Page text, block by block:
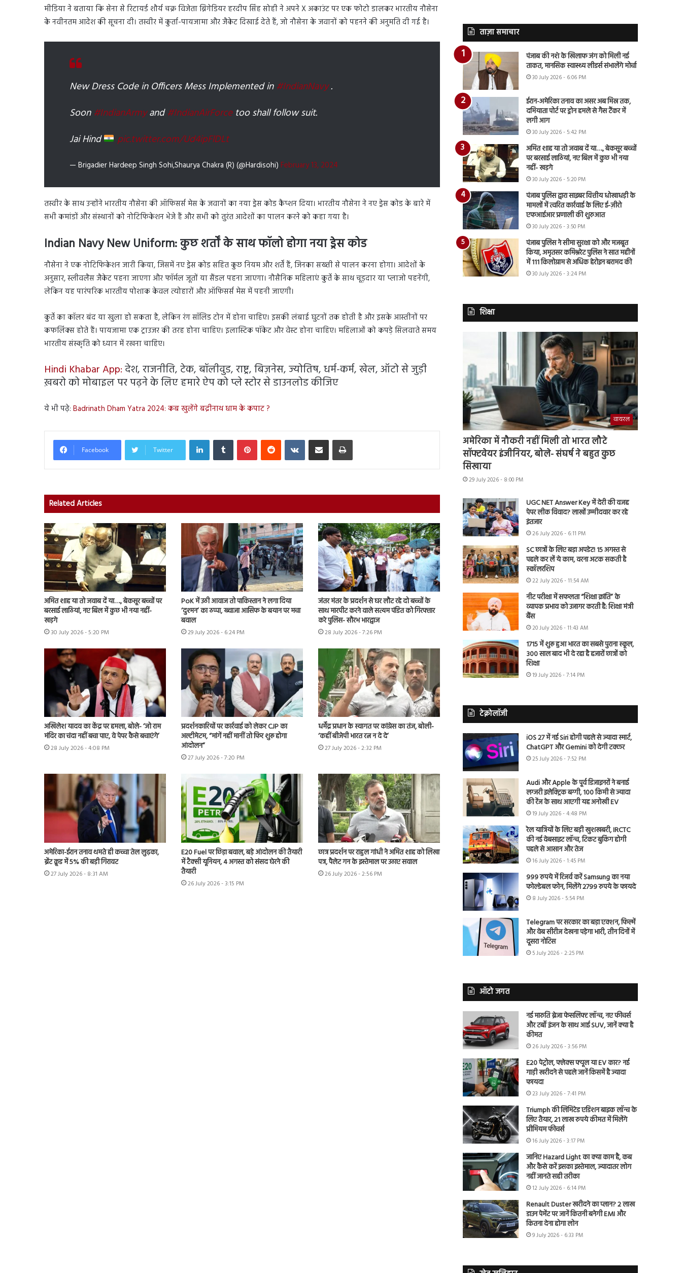
मीडिया ने बताया कि सेना से रिटायर्ड शौर्य चक्र विजेता ब्रिगेडियर हरदीप सिंह सोही ने अपने X अकाउंट पर एक फोटो डालकर भारतीय नौसेना
के नवीनतम आदेश की सूचना दी। तस्वीर में कुर्ता-पायजामा और जैकेट दिखाई देते हैं, जो नौसेना के जवानों को पहनने की अनुमति दी गई है।
New Dress Code in Officers Mess Implemented in #IndianNavy.
Soon #IndianArmyand#IndianAirForcetoo shall follow suit.
Jai Hind
pic.twitter.com/Ud4ipFlDLt
— Brigadier Hardeep Singh Sohi,Shaurya Chakra (R) (@Hardisohi) February 13, 2024
तस्वीर के साथ उन्होंने भारतीय नौसेना की ऑफिसर्स मेस के जवानों का नया ड्रेस कोड कैप्शन दिया। भारतीय नौसेना ने नए ड्रेस कोड के बारे में
सभी कमांडों और संस्थानों को नोटिफिकेशन भेजे हैं और सभी को तुरंत आदेशों का पालन करने को कहा गया है।
Indian Navy New Uniform:कुछ शर्तों के साथ फॉलो होगा नया ड्रेस कोड
नौसेना ने एक नोटिफिकेशन जारी किया, जिसमें नए ड्रेस कोड सहित कुछ नियम और शर्तें हैं, जिनका सख्ती से पालन करना होगा। आदेशों के
अनुसार, स्लीवलैस जैकेट पहना जाएगा और फॉर्मल जूतों या सैंडल पहना जाएगा। नौसैनिक महिलाएं कुर्ते के साथ चूड़दार या प्लाजो पहनेंगी,
लेकिन यह पारंपरिक भारतीय पोशाक केवल त्योहारों और ऑफिसर्स मेस में पहनी जाएगी।
कुर्ते का कॉलर बंद या खुला हो सकता है, लेकिन रंग सॉलिड टोन में होना चाहिए। इसकी लंबाई घुटनों तक होती है और इसके आस्तीनों पर
कफलिंक्स होते हैं। पायजामा एक ट्राउजर की तरह होना चाहिए। इलास्टिक पॉकेट और वेस्ट होना चाहिए। महिलाओं को कपड़े सिलवाते समय
भारतीय संस्कृति को ध्यान में रखना चाहिए।
Hindi Khabar App:देश, राजनीति, टेक, बॉलीवुड, राष्ट्र, बिज़नेस, ज्योतिष, धर्म-कर्म, खेल, ऑटो से जुड़ी
ख़बरो को मोबाइल पर पढ़ने के लिए हमारे ऐप को प्ले स्टोर से डाउनलोड कीजिए
ये भी पढ़े: Badrinath Dham Yatra 2024: कब खुलेंगे बद्रीनाथ धाम के कपाट ?
Facebook Twitter
LinkedInTumblr PinterestReddit VKontakteShare via Email Print
Related Articles
अमित शाह या तो जवाब दें या…., बेकसूर बच्चों पर
बरसाई लाठियां, नए बिल में कुछ भी नया नहीं-
खड़गे
30 July 2026 - 5:20 PM
PoK में उठी आवाज तो पाकिस्तान ने लगा दिया
‘दुश्मन’ का ठप्पा, ख्वाजा आसिफ के बयान पर मचा
बवाल
29 July 2026 - 6:24 PM
जंतर मंतर के प्रदर्शन से घर लौट रहे दो बच्चों के
साथ मारपीट करने वाले सत्यम पंडित को गिरफ्तार
करे पुलिस- सौरभ भारद्वाज
28 July 2026 - 7:26 PM
अखिलेश यादव का केंद्र पर हमला, बोले- ‘जो राम
मंदिर का चंदा नहीं बचा पाए, वे पेपर कैसे बचाएंगे’
28 July 2026 - 4:08 PM
प्रदर्शनकारियों पर कार्रवाई को लेकर CJP का
अल्टीमेटम, “मांगें नहीं मानीं तो फिर शुरू होगा
आंदोलन”
27 July 2026 - 7:20 PM
धर्मेंद्र प्रधान के स्वागत पर कांग्रेस का तंज, बोली-
‘कहीं बीजेपी भारत रत्न न दे दे’
27 July 2026 - 2:32 PM
अमेरिका-ईरान तनाव थमते ही कच्चा तेल लुढ़का,
ब्रेंट क्रूड में 5% की बड़ी गिरावट
27 July 2026 - 8:31 AM
E20 Fuel पर छिड़ा बवाल, बड़े आंदोलन की तैयारी
में टैक्सी यूनियन, 4 अगस्त को संसद घेरने की
तैयारी
26 July 2026 - 3:15 PM
छात्र प्रदर्शन पर राहुल गांधी ने अमित शाह को लिखा
पत्र, पैलेट गन के इस्तेमाल पर उठाए सवाल
26 July 2026 - 2:56 PM
ताज़ा समाचार
पंजाब की नशे के खिलाफ जंग को मिली नई
ताकत, मानसिक स्वास्थ्य लीडर्स संभालेंगे मोर्चा
30 July 2026 - 6:06 PM
ईरान-अमेरिका तनाव का असर अब मिस्र तक,
दमियाता पोर्ट पर ड्रोन हमले से गैस टैंकर में
लगी आग
30 July 2026 - 5:42 PM
अमित शाह या तो जवाब दें या…., बेकसूर बच्चों
पर बरसाई लाठियां, नए बिल में कुछ भी नया
नहीं- खड़गे
30 July 2026 - 5:20 PM
पंजाब पुलिस द्वारा साइबर वित्तीय धोखाधड़ी के
मामलों में त्वरित कार्रवाई के लिए ई-ज़ीरो
एफआईआर प्रणाली की शुरुआत
30 July 2026 - 3:50 PM
पंजाब पुलिस ने सीमा सुरक्षा को और मजबूत
किया, अमृतसर कमिश्नरेट पुलिस ने सात महीनों
में 111 किलोग्राम से अधिक हेरोइन बरामद की
30 July 2026 - 3:24 PM
शिक्षा
वायरल
अमेरिका में नौकरी नहीं मिली तो भारत लौटे
सॉफ्टवेयर इंजीनियर, बोले- संघर्ष ने बहुत कुछ
सिखाया
29 July 2026 - 8:00 PM
UGC NET Answer Key में देरी की वजह
पेपर लीक विवाद? लाखों उम्मीदवार कर रहे
इंतजार
26 July 2026 - 6:11 PM
SC छात्रों के लिए बड़ा अपडेट! 15 अगस्त से
पहले कर लें ये काम, वरना अटक सकती है
स्कॉलरशिप
22 July 2026 - 11:54 AM
नीट परीक्षा में सफलता “शिक्षा क्रांति” के
व्यापक प्रभाव को उजागर करती है: शिक्षा मंत्री
बैंस
20 July 2026 - 11:43 AM
1715 में शुरू हुआ भारत का सबसे पुराना स्कूल,
300 साल बाद भी दे रहा है हजारों छात्रों को
शिक्षा
19 July 2026 - 7:14 PM
टेक्नोलॉजी
iOS 27 में नई Siri होगी पहले से ज्यादा स्मार्ट,
ChatGPT और Gemini को देगी टक्कर
25 July 2026 - 7:52 PM
Audi और Apple के पूर्व डिजाइनरों ने बनाई
लग्जरी इलेक्ट्रिक बग्गी, 100 किमी से ज्यादा
की रेंज के साथ आएगी यह अनोखी EV
19 July 2026 - 4:48 PM
रेल यात्रियों के लिए बड़ी खुशखबरी, IRCTC
की नई वेबसाइट लॉन्च, टिकट बुकिंग होगी
पहले से आसान और तेज
16 July 2026 - 1:45 PM
999 रुपये में रिजर्व करें Samsung का नया
फोल्डेबल फोन, मिलेंगे 2799 रुपये के फायदे
8 July 2026 - 5:54 PM
Telegram पर सरकार का बड़ा एक्शन, फिल्में
और वेब सीरीज देखना पड़ेगा भारी, तीन दिनों में
दूसरा नोटिस
5 July 2026 - 2:25 PM
ऑटो जगत
नई मारुति ब्रेजा फेसलिफ्ट लॉन्च, नए फीचर्स
और टर्बो इंजन के साथ आई SUV, जानें क्या है
कीमत
26 July 2026 - 3:56 PM
E20 पेट्रोल, फ्लेक्स फ्यूल या EV कार? नई
गाड़ी खरीदने से पहले जानें किसमें है ज्यादा
फायदा
23 July 2026 - 7:41 PM
Triumph की लिमिटेड एडिशन बाइक लॉन्च के
लिए तैयार, 21 लाख रुपये कीमत में मिलेंगे
प्रीमियम फीचर्स
16 July 2026 - 3:17 PM
जानिए Hazard Light का क्या काम है, कब
और कैसे करें इसका इस्तेमाल, ज्यादातर लोग
नहीं जानते सही तरीका
12 July 2026 - 6:14 PM
Renault Duster खरीदने का प्लान? 2 लाख
डाउन पेमेंट पर जानें कितनी बनेगी EMI और
कितना देना होगा लोन
9 July 2026 - 6:33 PM